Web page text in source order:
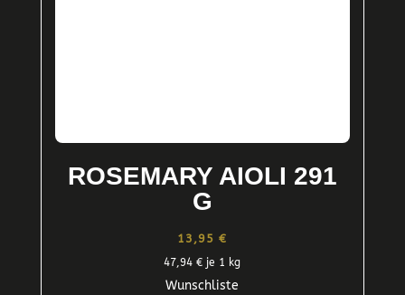
ROSEMARY AIOLI 291
G
13,95€
47,94€ je 1 kg
Wunschliste